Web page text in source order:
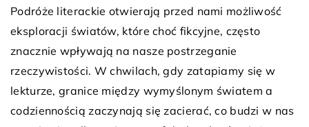
Podróże literackie otwierają przed nami możliwość
eksploracji światów, które choć fikcyjne, często
znacznie wpływają na nasze postrzeganie
rzeczywistości. W chwilach, gdy zatapiamy się w
lekturze, granice między wymyślonym światem a
codziennością zaczynają się zacierać, co budzi w nas